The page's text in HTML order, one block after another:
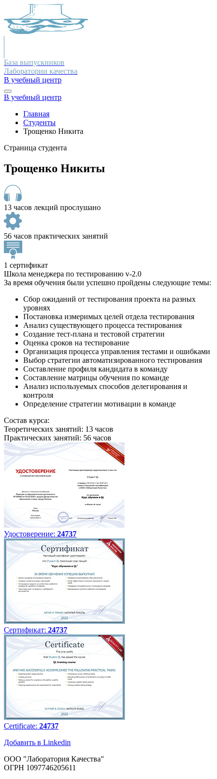
База выпускников
Лаборатории качества
В учебный центр
В учебный центр
Главная
Студенты
Трощенко Никита
Страница студента
Трощенко Никиты
13 часов лекций прослушано
56 часов практических занятий
1 сертификат
Школа менеджера по тестированию v-2.0
За время обучения были успешно пройдены следующие темы:
Сбор ожиданий от тестирования проекта на разных
уровнях
Постановка измеримых целей отдела тестирования
Анализ существующего процесса тестирования
Создание тест-плана и тестовой стратегии
Оценка сроков на тестирование
Организация процесса управления тестами и ошибками
Выбор стратегии автоматизированного тестирования
Составление профиля кандидата в команду
Составление матрицы обучения по команде
Анализ используемых способов делегирования и
контроля
Определение стратегии мотивации в команде
Состав курса:
Теоретических занятий: 13 часов
Практических занятий: 56 часов
Удостоверение: 24737
Сертификат: 24737
Certificate: 24737
Добавить в Linkedin
ООО "Лаборатория Качества"
ОГРН 1097746205611